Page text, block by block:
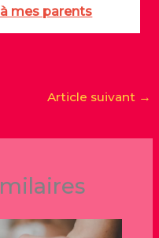
mes parents
Article suivant →